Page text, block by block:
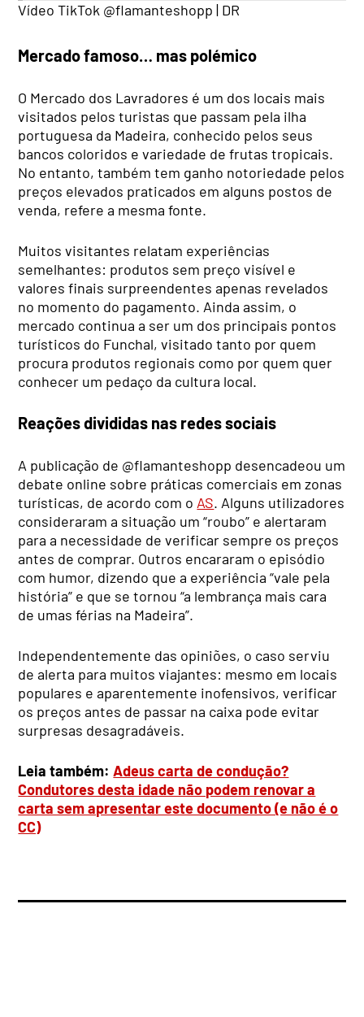
Vídeo TikTok @flamanteshopp | DR
Mercado famoso… mas polémico
O Mercado dos Lavradores é um dos locais mais
visitados pelos turistas que passam pela ilha
portuguesa da Madeira, conhecido pelos seus
bancos coloridos e variedade de frutas tropicais.
No entanto, também tem ganho notoriedade pelos
preços elevados praticados em alguns postos de
venda, refere a mesma fonte.
Muitos visitantes relatam experiências
semelhantes: produtos sem preço visível e
valores finais surpreendentes apenas revelados
no momento do pagamento. Ainda assim, o
mercado continua a ser um dos principais pontos
turísticos do Funchal, visitado tanto por quem
procura produtos regionais como por quem quer
conhecer um pedaço da cultura local.
Reações divididas nas redes sociais
A publicação de @flamanteshopp desencadeou um
debate online sobre práticas comerciais em zonas
turísticas, de acordo com o AS. Alguns utilizadores
consideraram a situação um “roubo” e alertaram
para a necessidade de verificar sempre os preços
antes de comprar. Outros encararam o episódio
com humor, dizendo que a experiência “vale pela
história” e que se tornou “a lembrança mais cara
de umas férias na Madeira”.
Independentemente das opiniões, o caso serviu
de alerta para muitos viajantes: mesmo em locais
populares e aparentemente inofensivos, verificar
os preços antes de passar na caixa pode evitar
surpresas desagradáveis.
Leia também:Adeus carta de condução?
Condutores desta idade não podem renovar a
carta sem apresentar este documento (e não é o
CC)